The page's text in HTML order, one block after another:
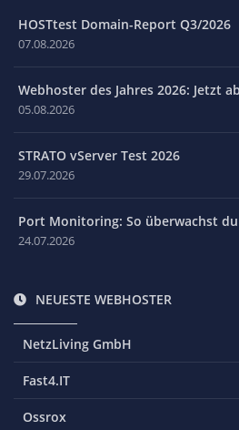
HOSTtest Domain-Report Q3/2026
07.08.2026
Webhoster des Jahres 2026: Jetzt
05.08.2026
STRATO vServer Test 2026
29.07.2026
Port Monitoring: So überwachst
24.07.2026
NEUESTE WEBHOSTER
NetzLiving GmbH
Fast4.IT
Ossrox